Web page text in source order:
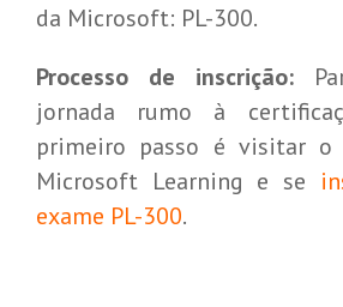
da Microsoft: PL-300.
Processo de inscrição:
jornada rumo à
primeiro passo é visitar
Microsoft Learning e se
exame PL-300.